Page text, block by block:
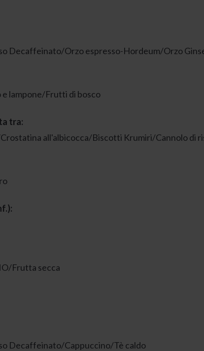
Decaffeinato/Orzo espresso-Hordeum/Orzo
lampone/Frutti di bosco
tra:
all'albicocca/Biscotti Krumiri/Cannolo di
Frutta secca
Decaffeinato/Cappuccino/Tè caldo